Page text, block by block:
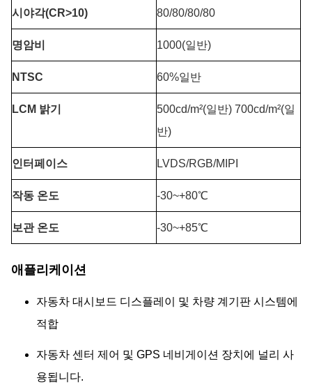
시야각(CR>10) 80/80/80/80
명암비 1000(일반)
NTSC 60%일반
LCM 밝기
500cd/m²(일반) 700cd/m²(일
반)
인터페이스 LVDS/RGB/MIPI
작동 온도 -30~+80℃
보관 온도 -30~+85℃
애플리케이션
자동차 대시보드 디스플레이 및 차량 계기판 시스템에
적합
자동차 센터 제어 및 GPS 네비게이션 장치에 널리 사
용됩니다.